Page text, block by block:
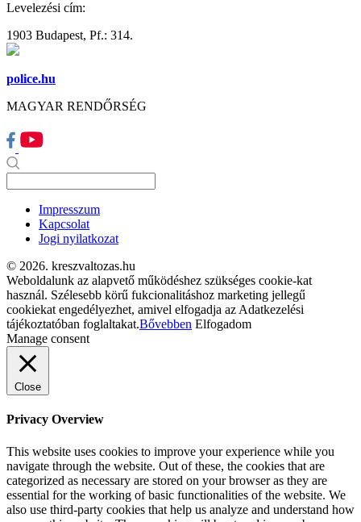
Levelezési cím:
1903 Budapest, Pf.: 314.
police.hu
MAGYAR RENDŐRSÉG
Impresszum
Kapcsolat
Jogi nyilatkozat
© 2026. kreszvaltozas.hu
Weboldalunk az alapvető működéshez szükséges cookie-kat
használ. Szélesebb körű fukcionalitáshoz marketing jellegű
cookiekat engedélyezhet, amivel elfogadja az Adatkezelési
tájékoztatóban foglaltakat.Bővebben Elfogadom
Manage consent
Close
Privacy Overview
This website uses cookies to improve your experience while you
navigate through the website. Out of these, the cookies that are
categorized as necessary are stored on your browser as they are
essential for the working of basic functionalities of the website. We
also use third-party cookies that help us analyze and understand how